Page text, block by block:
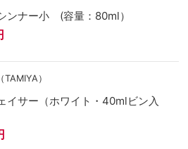
ンナー小 (容量：80ml）
TAMIYA）
イサー（ホワイト・40mlビン入